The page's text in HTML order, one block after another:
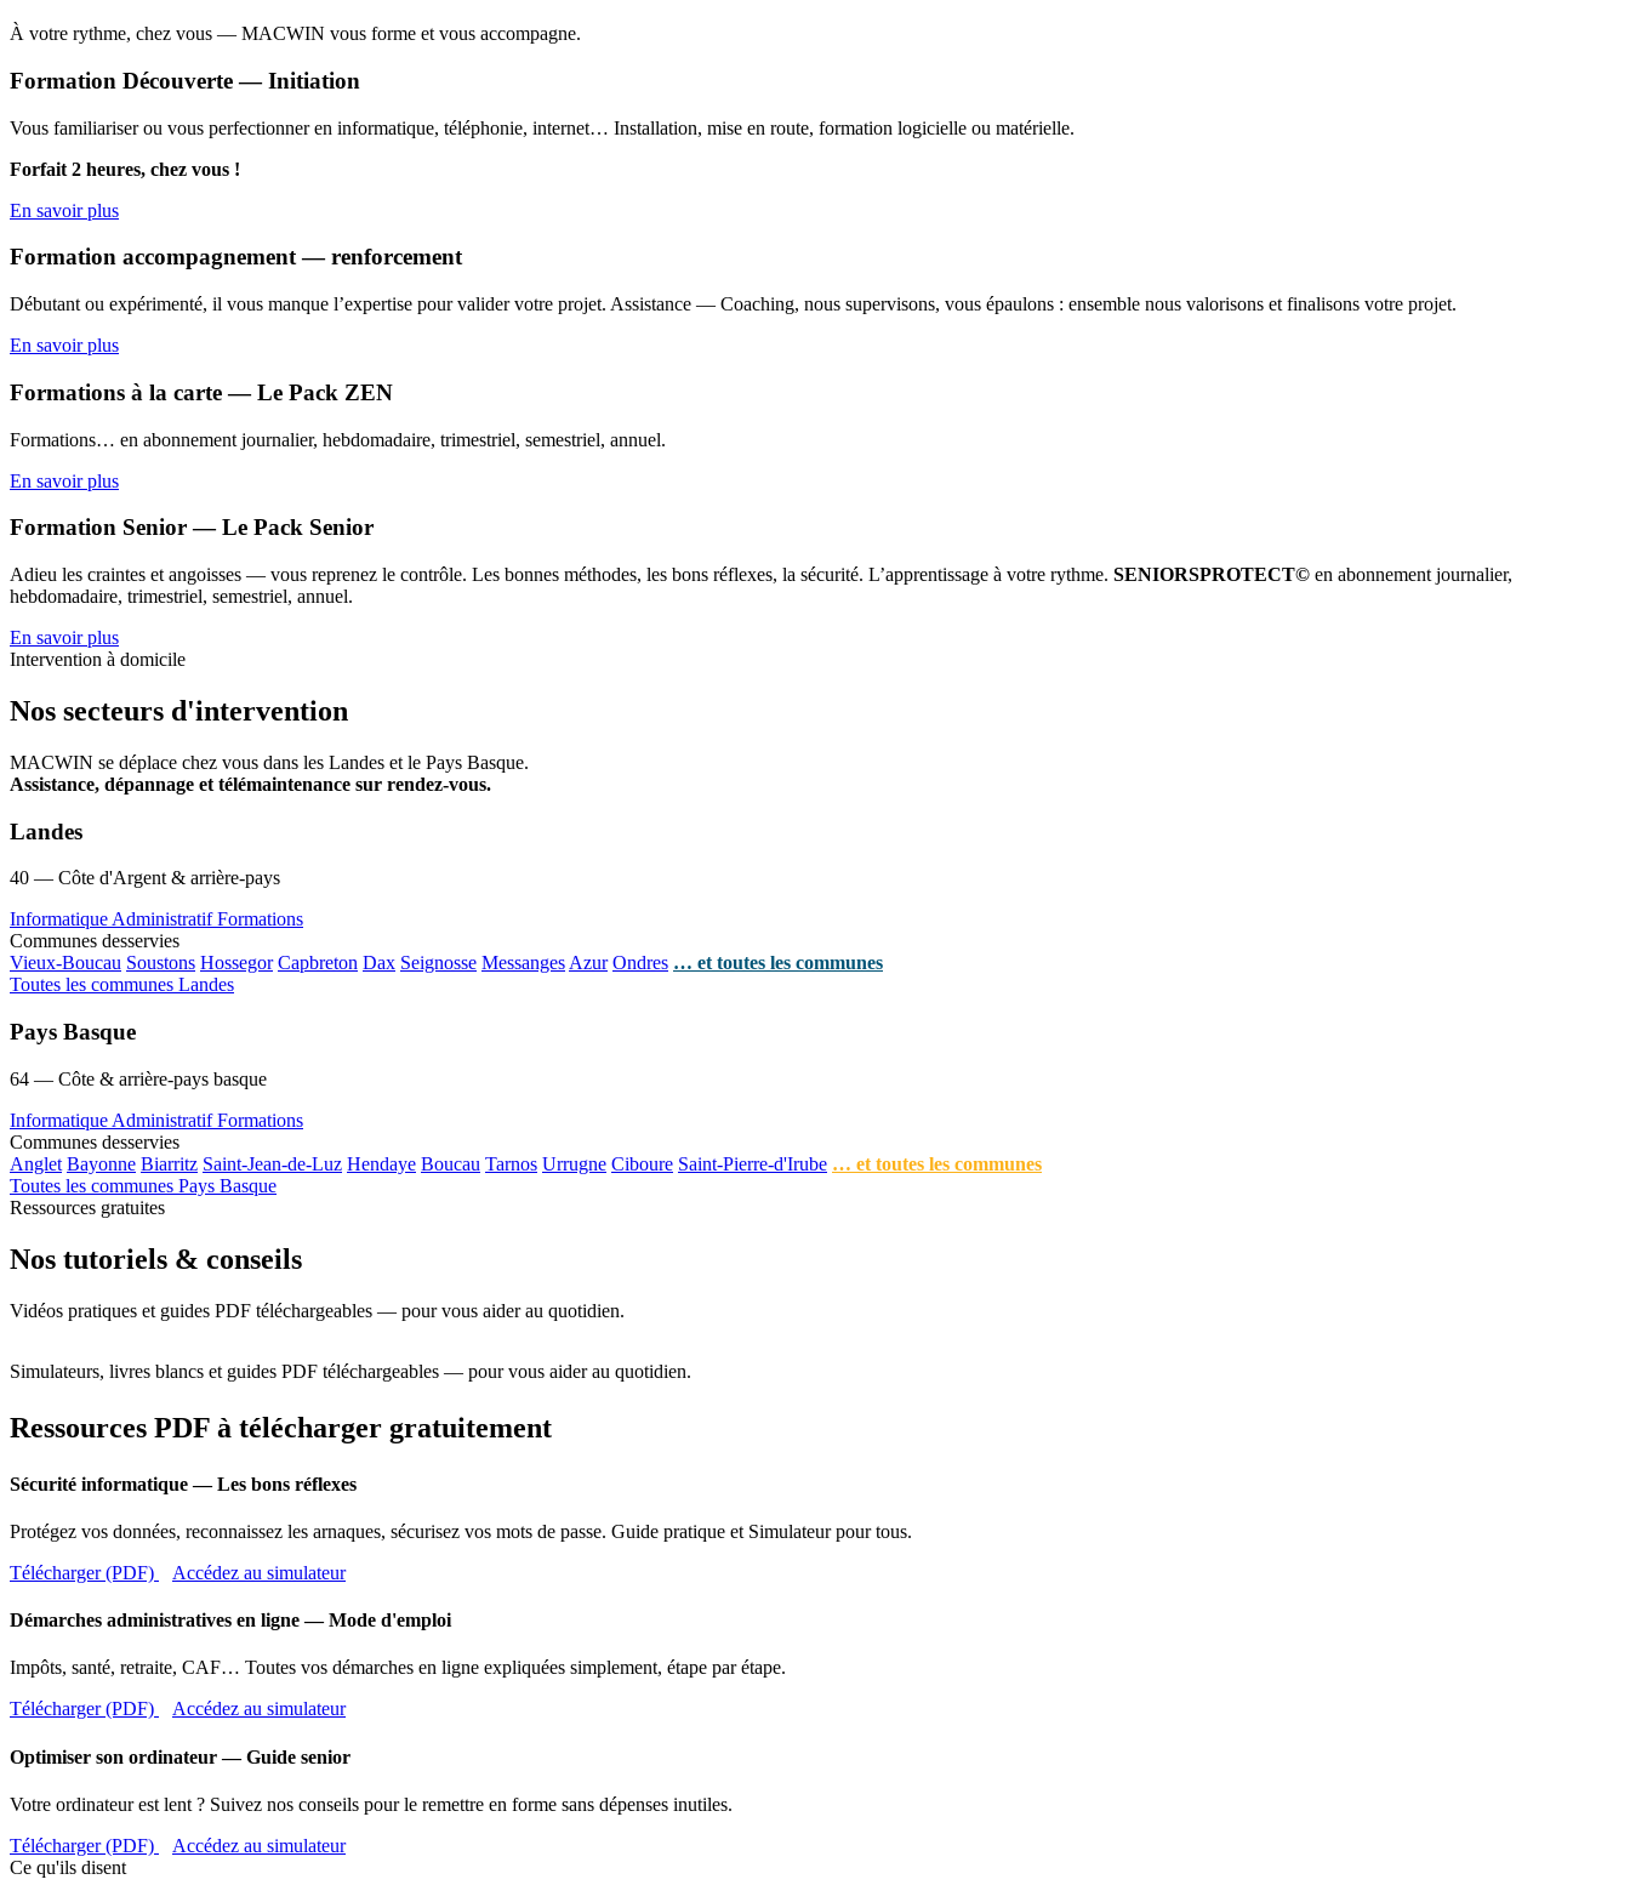
À votre rythme, chez vous — MACWIN vous forme et vous accompagne.
Formation Découverte — Initiation
Vous familiariser ou vous perfectionner en informatique, téléphonie, internet… Installation, mise en route, formation logicielle ou matérielle.
Forfait 2 heures, chez vous !
En savoir plus
Formation accompagnement — renforcement
Débutant ou expérimenté, il vous manque l’expertise pour valider votre projet. Assistance — Coaching, nous supervisons, vous épaulons : ensemble nous valorisons et finalisons votre projet.
En savoir plus
Formations à la carte — Le Pack ZEN
Formations… en abonnement journalier, hebdomadaire, trimestriel, semestriel, annuel.
En savoir plus
Formation Senior — Le Pack Senior
Adieu les craintes et angoisses — vous reprenez le contrôle. Les bonnes méthodes, les bons réflexes, la sécurité. L’apprentissage à votre rythme. SENIORSPROTECT© en abonnement journalier,
hebdomadaire, trimestriel, semestriel, annuel.
En savoir plus
Intervention à domicile
Nos secteurs d'intervention
MACWIN se déplace chez vous dans les Landes et le Pays Basque.
Assistance, dépannage et télémaintenance sur rendez-vous.
Landes
40 — Côte d'Argent & arrière-pays
Informatique AdministratifFormations
Communes desservies
Vieux-Boucau Soustons Hossegor Capbreton Dax Seignosse Messanges Azur Ondres … et toutes les communes
Toutes les communes Landes
Pays Basque
64 — Côte & arrière-pays basque
Informatique AdministratifFormations
Communes desservies
Anglet Bayonne Biarritz Saint-Jean-de-Luz Hendaye Boucau Tarnos Urrugne Ciboure Saint-Pierre-d'Irube … et toutes les communes
Toutes les communes Pays Basque
Ressources gratuites
Nos tutoriels & conseils
Vidéos pratiques et guides PDF téléchargeables — pour vous aider au quotidien.
Simulateurs, livres blancs et guides PDF téléchargeables — pour vous aider au quotidien.
Ressources PDF à télécharger gratuitement
Sécurité informatique — Les bons réflexes
Protégez vos données, reconnaissez les arnaques, sécurisez vos mots de passe. Guide pratique et Simulateur pour tous.
Télécharger (PDF)
Accédez au simulateur
Démarches administratives en ligne — Mode d'emploi
Impôts, santé, retraite, CAF… Toutes vos démarches en ligne expliquées simplement, étape par étape.
Télécharger (PDF)
Accédez au simulateur
Optimiser son ordinateur — Guide senior
Votre ordinateur est lent ? Suivez nos conseils pour le remettre en forme sans dépenses inutiles.
Télécharger (PDF)
Accédez au simulateur
Ce qu'ils disent